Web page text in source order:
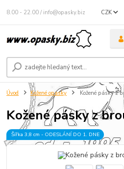
CZK
8.00 - 22.00 / info@opasky.biz
Úvod Kožené opasky Kožené pásky z
Kožené pásky z
Šířka 3,8 cm - ODESLÁNÍ DO 1. DNE